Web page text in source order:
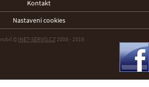
Kontakt
Nastavení cookies
© INET-SERVIS.CZ2008 - 2019